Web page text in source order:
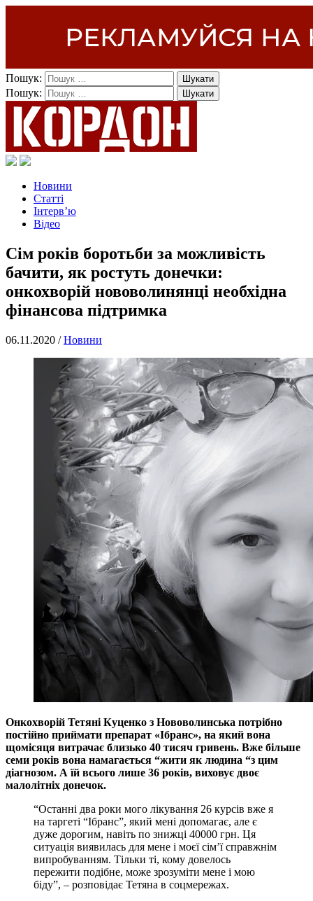
Пошук:
Пошук:
Новини
Статті
Інтерв’ю
Відео
Сім років боротьби за можливість
бачити, як ростуть донечки:
онкохворій нововолинянці необхідна
фінансова підтримка
06.11.2020 /Новини
Онкохворій Тетяні Куценко з Нововолинська потрібно
постійно приймати препарат «Ібранс», на який вона
щомісяця витрачає близько 40 тисяч гривень. Вже більше
семи років вона намагається “жити як людина “з цим
діагнозом. А їй всього лише 36 років, виховує двоє
малолітніх донечок.
“Останні два роки мого лікування 26 курсів вже я
на таргеті “Ібранс”, який мені допомагає, але є
дуже дорогим, навіть по знижці 40000 грн. Ця
ситуація виявилась для мене і моєї сім’ї справжнім
випробуванням. Тільки ті, кому довелось
пережити подібне, може зрозуміти мене і мою
біду”, – розповідає Тетяна в соцмережах.